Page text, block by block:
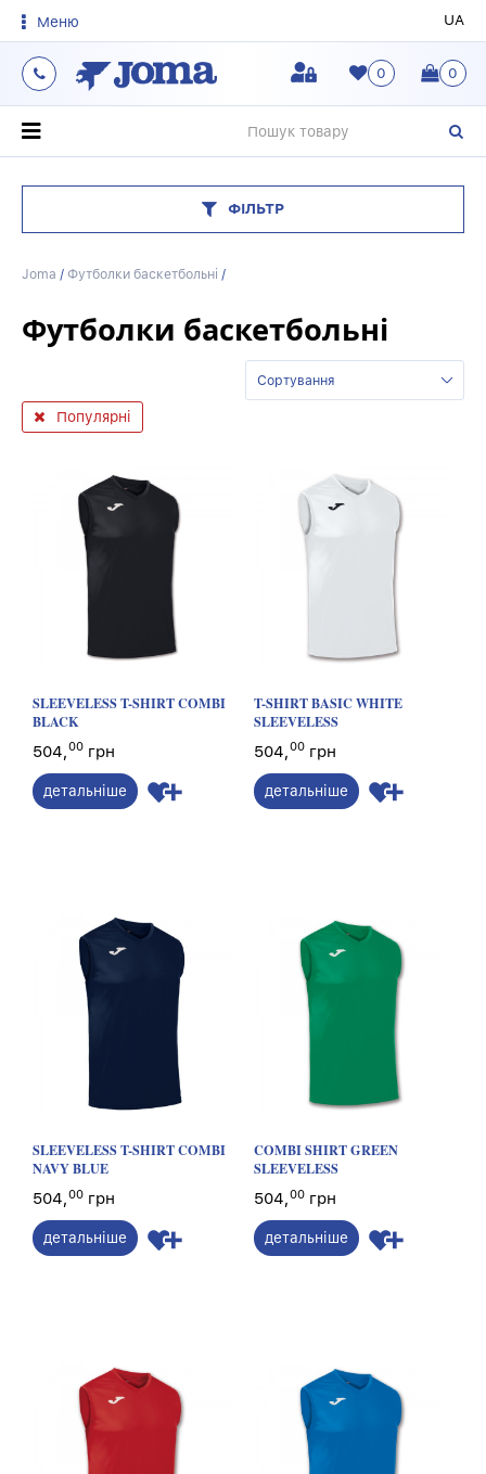
Меню UA
0
0
ФІЛЬТР
Joma / Футболки баскетбольні /
Футболки баскетбольні
Сортування
Популярні
SLEEVELESS T-SHIRT COMBI
BLACK
504,00 грн
детальніше
T-SHIRT BASIC WHITE
SLEEVELESS
504,00 грн
детальніше
SLEEVELESS T-SHIRT COMBI
NAVY BLUE
504,00 грн
детальніше
COMBI SHIRT GREEN
SLEEVELESS
504,00 грн
детальніше